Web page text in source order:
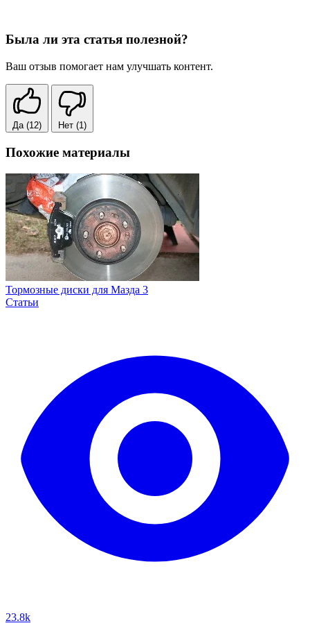
Была ли эта статья полезной?
Ваш отзыв помогает нам улучшать контент.
Да (12) Нет (1)
Похожие материалы
Тормозные диски для Мазда 3
Статьи
23.8k